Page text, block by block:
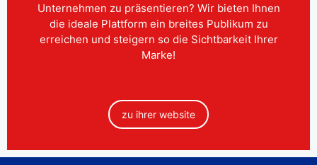
Unternehmen zu präsentieren? Wir bieten Ihnen
die ideale Plattform ein breites Publikum zu
erreichen und steigern so die Sichtbarkeit Ihrer
Marke!
zu ihrer website